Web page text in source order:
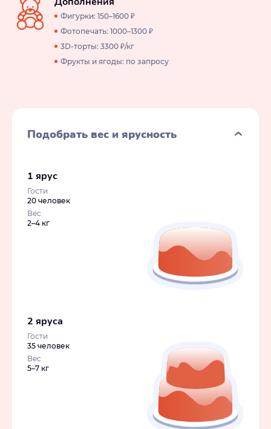
Фигурки: 150–1600 ₽
Фотопечать: 1000–1300 ₽
3D-торты: 3300 ₽/кг
Фрукты и ягоды: по запросу
Подобрать вес и ярусность
1 ярус
Гости
20 человек
Вес
2–4 кг
2 яруса
Гости
35 человек
Вес
5–7 кг